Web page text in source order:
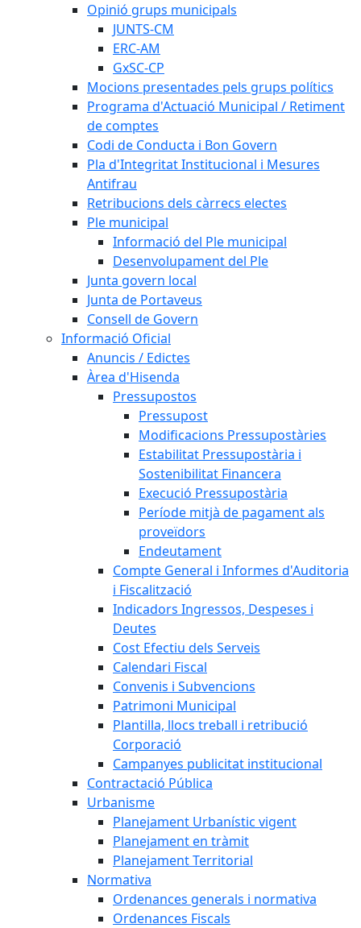
Opinió grups municipals
JUNTS-CM
ERC-AM
GxSC-CP
Mocions presentades pels grups polítics
Programa d'Actuació Municipal / Retiment
de comptes
Codi de Conducta i Bon Govern
Pla d'Integritat Institucional i Mesures
Antifrau
Retribucions dels càrrecs electes
Ple municipal
Informació del Ple municipal
Desenvolupament del Ple
Junta govern local
Junta de Portaveus
Consell de Govern
Informació Oficial
Anuncis / Edictes
Àrea d'Hisenda
Pressupostos
Pressupost
Modificacions Pressupostàries
Estabilitat Pressupostària i
Sostenibilitat Financera
Execució Pressupostària
Període mitjà de pagament als
proveïdors
Endeutament
Compte General i Informes d'Auditoria
i Fiscalització
Indicadors Ingressos, Despeses i
Deutes
Cost Efectiu dels Serveis
Calendari Fiscal
Convenis i Subvencions
Patrimoni Municipal
Plantilla, llocs treball i retribució
Corporació
Campanyes publicitat institucional
Contractació Pública
Urbanisme
Planejament Urbanístic vigent
Planejament en tràmit
Planejament Territorial
Normativa
Ordenances generals i normativa
Ordenances Fiscals